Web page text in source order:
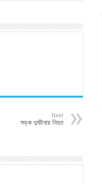
Next
সড়ক দুর্ঘটনায় নিহত